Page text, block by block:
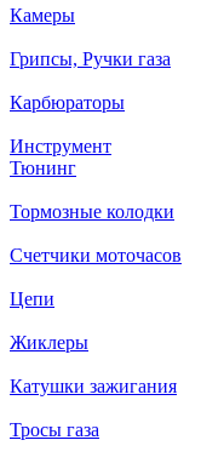
Камеры
Грипсы, Ручки газа
Карбюраторы
Инструмент
Тюнинг
Тормозные колодки
Счетчики моточасов
Цепи
Жиклеры
Катушки зажигания
Тросы газа